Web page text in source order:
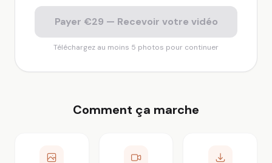
Payer €29 — Recevoir votre vidéo
Téléchargez au moins 5 photos pour continuer
Comment ça marche